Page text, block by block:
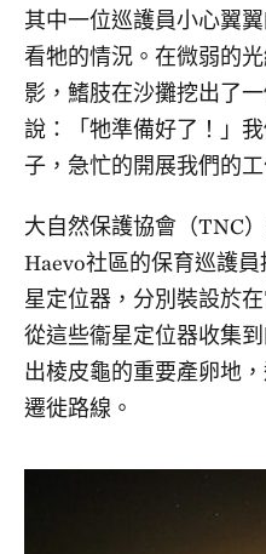
其中一位巡護員小心翼
看牠的情況。在微弱的
影，鰭肢在沙攤挖出了
說：「牠準備好了！」
子，急忙的開展我們的工
大自然保護協會（TNC
Haevo社區的保育巡護
星定位器，分別裝設於
從這些衞星定位器收集
出棱皮龜的重要產卵地
遷徙路線。